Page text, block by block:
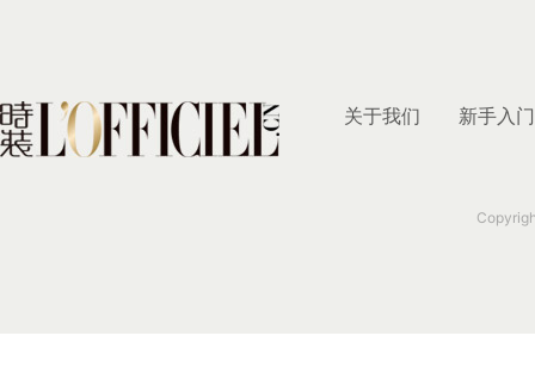
关于我们 新手入门